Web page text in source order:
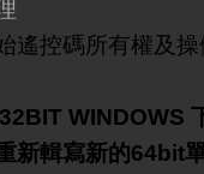
遙控碼所有權及
WINDOWS
新輯寫新的64bit